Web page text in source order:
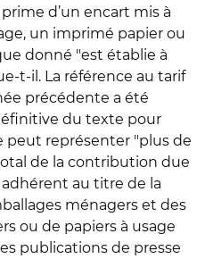
d’un encart mis à
un imprimé papier ou
donné "est établie à
t-il. La référence au tarif
précédente a été
du texte pour
peut représenter "plus de
de la contribution due
au titre de la
ménagers et des
ou de papiers à usage
publications de presse